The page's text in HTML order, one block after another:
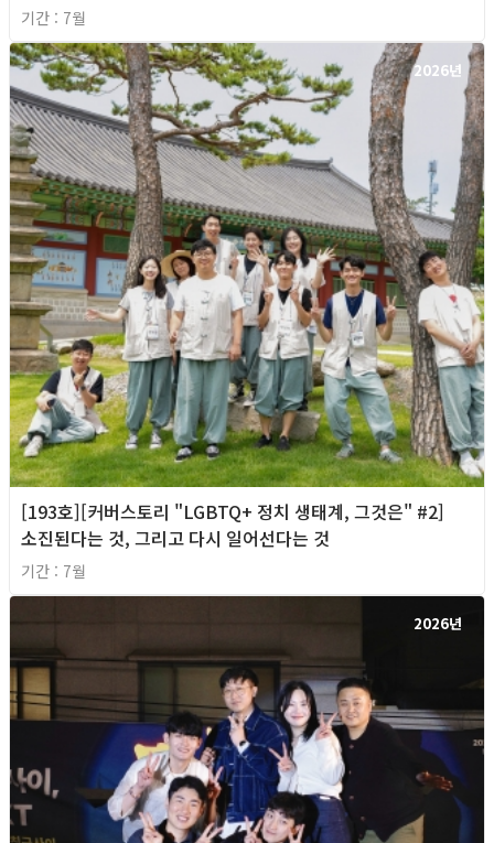
기간 : 7월
2026년
[193호][커버스토리 "LGBTQ+ 정치 생태계, 그것은" #2]
소진된다는 것, 그리고 다시 일어선다는 것
기간 : 7월
2026년